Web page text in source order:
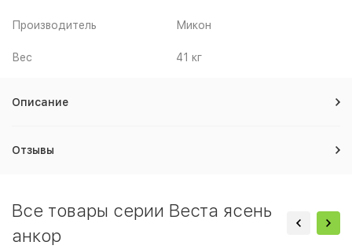
Производитель Микон
Вес 41 кг
Описание
Отзывы
Все товары серии Веста ясень
анкор